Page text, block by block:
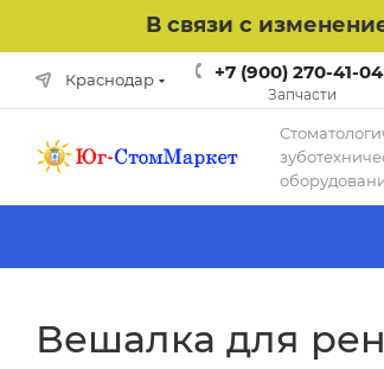
В связи с
Краснодар +7 (900) 270-41-04
Запчасти
Вешалка для